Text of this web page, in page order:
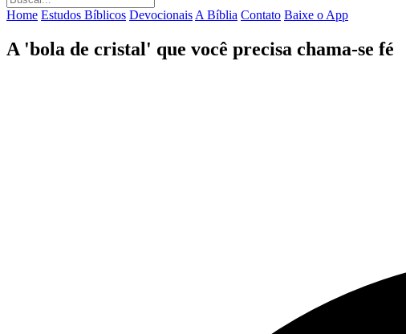
Home Estudos Bíblicos Devocionais A Bíblia Contato Baixe o App
A 'bola de cristal' que você precisa chama-se fé